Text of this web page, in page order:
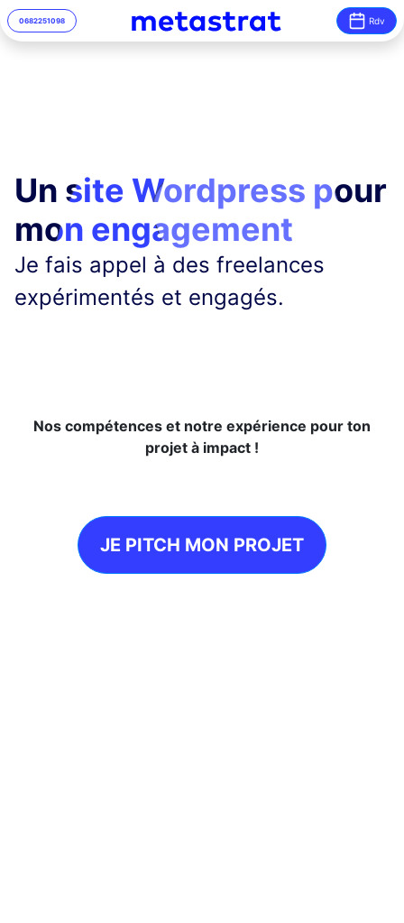
0682251098 Rdv
Un site Wordpress pour
mon engagement
Je fais appel à des freelances
expérimentés et engagés.
Nos compétences et notre expérience pour ton
projet à impact !
JE PITCH MON PROJET